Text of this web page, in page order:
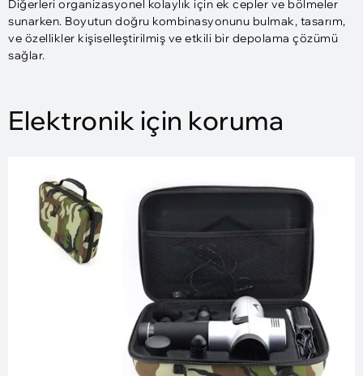
Diğerleri organizasyonel kolaylık için ek cepler ve bölmeler
sunarken. Boyutun doğru kombinasyonunu bulmak, tasarım,
ve özellikler kişiselleştirilmiş ve etkili bir depolama çözümü
sağlar.
Elektronik için koruma